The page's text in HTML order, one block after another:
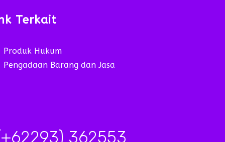
Terkait
Produk Hukum
Pengadaan Barang dan Jasa
362553